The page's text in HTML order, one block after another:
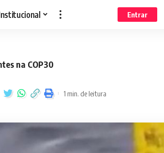
Entrar
na COP30
1 min. de leitura